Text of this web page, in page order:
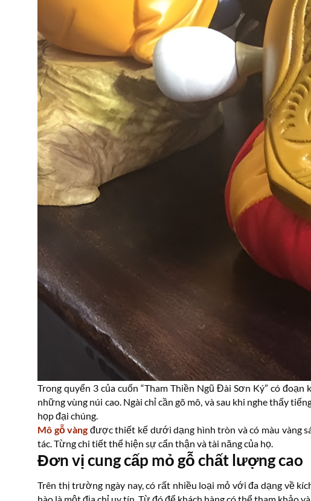
Trong quyển 3 của cuốn “Tham Thiền Ngũ Đài Sơn Ký” có
những vùng núi cao. Ngài chỉ cần gõ mô, và sau khi nghe thấy
họp đại chúng.
Mô gỗ vàngđược thiết kế dưới dạng hình tròn và có màu vàng
tác. Từng chi tiết thể hiện sự cẩn thận và tài năng của họ.
Đơn vị cung cấp mỏ gỗ chất lượng cao
Trên thị trường ngày nay, có rất nhiều loại mỏ với đa dạng về